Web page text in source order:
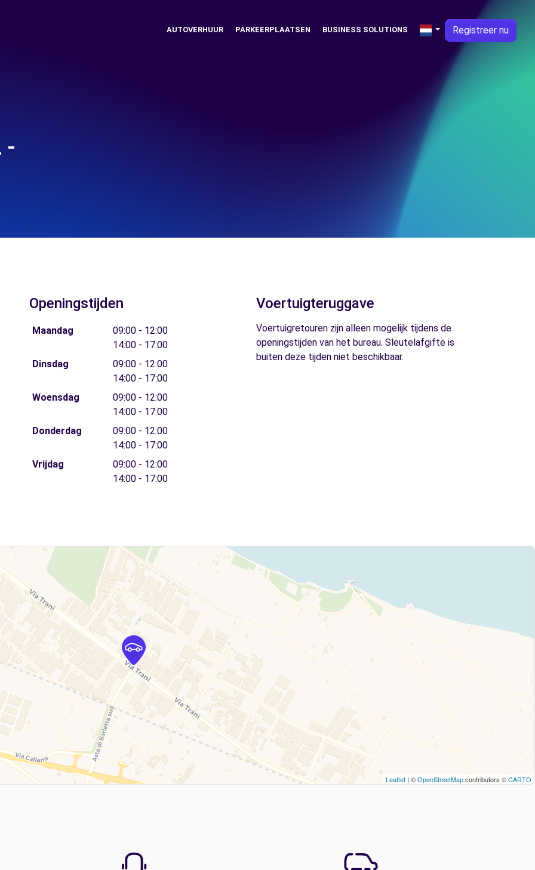
AUTOVERHUUR PARKEERPLAATSEN BUSINESS SOLUTIONS Registreer nu
-
Openingstijden
Maandag
09:00 - 12:00
14:00 - 17:00
Dinsdag
09:00 - 12:00
14:00 - 17:00
Woensdag
09:00 - 12:00
14:00 - 17:00
Donderdag
09:00 - 12:00
14:00 - 17:00
Vrijdag
09:00 - 12:00
14:00 - 17:00
Voertuigteruggave
Voertuigretouren zijn alleen mogelijk tijdens de
openingstijden van het bureau. Sleutelafgifte is
buiten deze tijden niet beschikbaar.
Leaflet | ©OpenStreetMapcontributors ©CARTO